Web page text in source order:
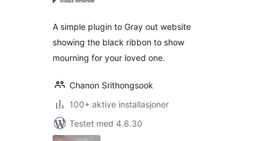
A simple plugin to Gray out website
showing the black ribbon to show
mourning for your loved one.
Chanon Srithongsook
100+ aktive installasjoner
Testet med 4.6.30